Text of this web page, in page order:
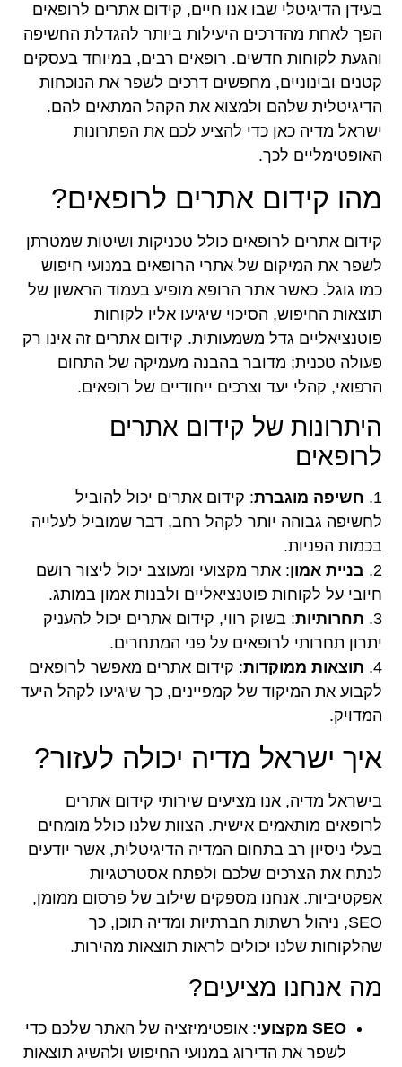
בעידן הדיגיטלי שבו אנו חיים, קידום אתרים לרופאים
הפך לאחת מהדרכים היעילות ביותר להגדלת החשיפה
והגעת לקוחות חדשים. רופאים רבים, במיוחד בעסקים
קטנים ובינוניים, מחפשים דרכים לשפר את הנוכחות
הדיגיטלית שלהם ולמצוא את הקהל המתאים להם.
ישראל מדיה כאן כדי להציע לכם את הפתרונות
האופטימליים לכך.
מהו קידום אתרים לרופאים?
קידום אתרים לרופאים כולל טכניקות ושיטות שמטרתן
לשפר את המיקום של אתרי הרופאים במנועי חיפוש
כמו גוגל. כאשר אתר הרופא מופיע בעמוד הראשון של
תוצאות החיפוש, הסיכוי שיגיעו אליו לקוחות
פוטנציאליים גדל משמעותית. קידום אתרים זה אינו רק
פעולה טכנית; מדובר בהבנה מעמיקה של התחום
הרפואי, קהלי יעד וצרכים ייחודיים של רופאים.
היתרונות של קידום אתרים
לרופאים
1. חשיפה מוגברת: קידום אתרים יכול להוביל
לחשיפה גבוהה יותר לקהל רחב, דבר שמוביל לעלייה
בכמות הפניות.
2. בניית אמון: אתר מקצועי ומעוצב יכול ליצור רושם
חיובי על לקוחות פוטנציאליים ולבנות אמון במותג.
3. תחרותיות: בשוק רווי, קידום אתרים יכול להעניק
יתרון תחרותי לרופאים על פני המתחרים.
4. תוצאות ממוקדות: קידום אתרים מאפשר לרופאים
לקבוע את המיקוד של קמפיינים, כך שיגיעו לקהל היעד
המדויק.
איך ישראל מדיה יכולה לעזור?
בישראל מדיה, אנו מציעים שירותי קידום אתרים
לרופאים מותאמים אישית. הצוות שלנו כולל מומחים
בעלי ניסיון רב בתחום המדיה הדיגיטלית, אשר יודעים
לנתח את הצרכים שלכם ולפתח אסטרטגיות
אפקטיביות. אנחנו מספקים שילוב של פרסום ממומן,
SEO, ניהול רשתות חברתיות ומדיה תוכן, כך
שהלקוחות שלנו יכולים לראות תוצאות מהירות.
מה אנחנו מציעים?
SEO מקצועי
: אופטימיזציה של האתר שלכם כדי
לשפר את הדירוג במנועי החיפוש ולהשיג תוצאות